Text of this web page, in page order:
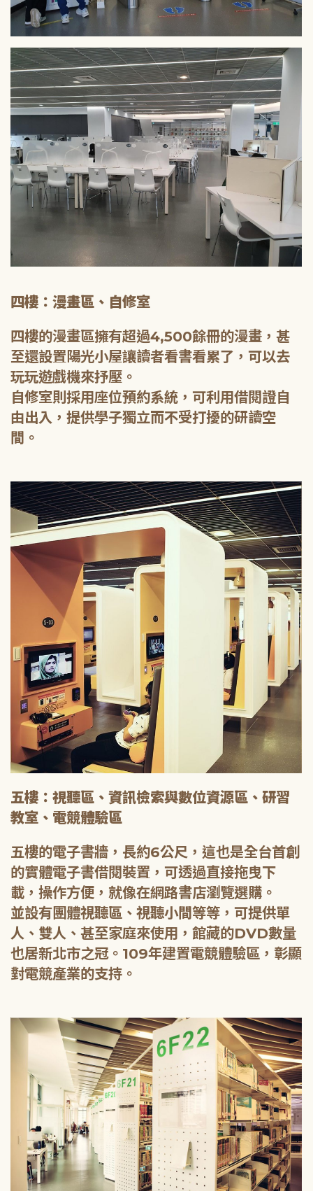
四樓：漫畫區、自修室
四樓的漫畫區擁有超過4,500餘冊的漫畫，甚
至還設置陽光小屋讓讀者看書看累了，可以去
玩玩遊戲機來抒壓。
自修室則採用座位預約系統，可利用借閱證自
由出入，提供學子獨立而不受打擾的研讀空
間。
五樓：視聽區、資訊檢索與數位資源區、研習
教室、電競體驗區
五樓的電子書牆，長約6公尺，這也是全台首創
的實體電子書借閱裝置，可透過直接拖曳下
載，操作方便，就像在網路書店瀏覽選購。
並設有團體視聽區、視聽小間等等，可提供單
人、雙人、甚至家庭來使用，館藏的DVD數量
也居新北市之冠。109年建置電競體驗區，彰顯
對電競產業的支持。